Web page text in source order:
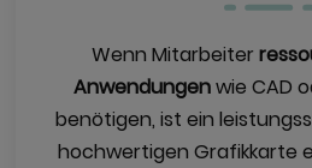
Wenn Mitarbeiter
Anwendungenwie CAD
benötigen, ist ein
hochwertigen Grafikkarte